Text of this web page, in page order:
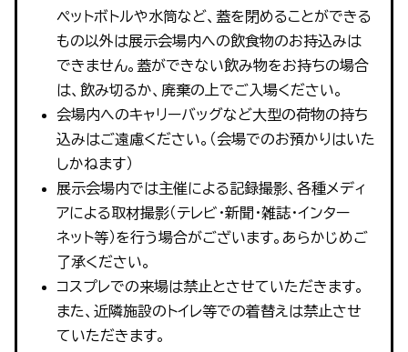
ペットボトルや水筒など、蓋を閉めることができる
もの以外は展示会場内への飲食物のお持込みは
できません。蓋ができない飲み物をお持ちの場合
は、飲み切るか、廃棄の上でご入場ください。
会場内へのキャリーバッグなど大型の荷物の持ち
込みはご遠慮ください。（会場でのお預かりはいた
しかねます）
展示会場内では主催による記録撮影、各種メディ
アによる取材撮影（テレビ・新聞・雑誌・インター
ネット等）を行う場合がございます。あらかじめご
了承ください。
コスプレでの来場は禁止とさせていただきます。
また、近隣施設のトイレ等での着替えは禁止させ
ていただきます。